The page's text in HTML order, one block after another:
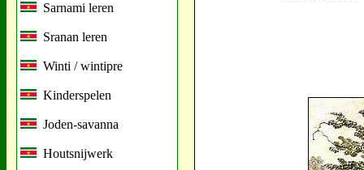
Sarnami leren
Sranan leren
Winti / wintipre
Kinderspelen
Joden-savanna
Houtsnijwerk